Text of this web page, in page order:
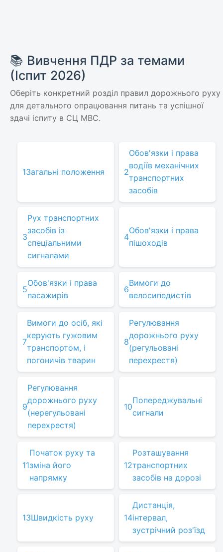
📚 Вивчення ПДР за темами
(Іспит 2026)
Оберіть конкретний розділ правил дорожнього руху
для детального опрацювання питань та успішної
здачі іспиту в СЦ МВС.
1Загальні положення 2
Обов'язки і права
водіїв механічних
транспортних
засобів
3
Рух транспортних
засобів із
спеціальними
сигналами
4
Обов'язки і права
пішоходів
5
Обов'язки і права
пасажирів
6
Вимоги до
велосипедистів
7
Вимоги до осіб, які
керують гужовим
транспортом, і
погоничів тварин
8
Регулювання
дорожнього руху
(регульовані
перехрестя)
9
Регулювання
дорожнього руху
(нерегульовані
перехрестя)
10
Попереджувальні
сигнали
11
Початок руху та
зміна його
напрямку
12
Розташування
транспортних
засобів на дорозі
13Швидкість руху 14
Дистанція,
інтервал,
зустрічний роз'їзд